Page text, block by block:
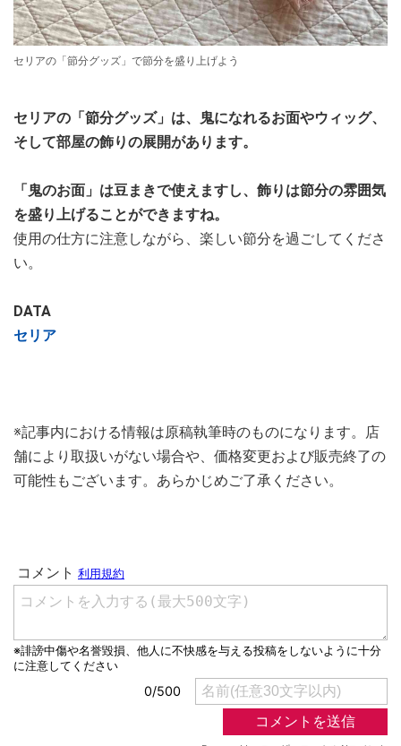
セリアの「節分グッズ」で節分を盛り上げよう
セリアの「節分グッズ」は、鬼になれるお面やウィッグ、
そして部屋の飾りの展開があります。
「鬼のお面」は豆まきで使えますし、飾りは節分の雰囲気
を盛り上げることができますね。
使用の仕方に注意しながら、楽しい節分を過ごしてくださ
い。
DATA
セリア
※記事内における情報は原稿執筆時のものになります。店
舗により取扱いがない場合や、価格変更および販売終了の
可能性もございます。あらかじめご了承ください。